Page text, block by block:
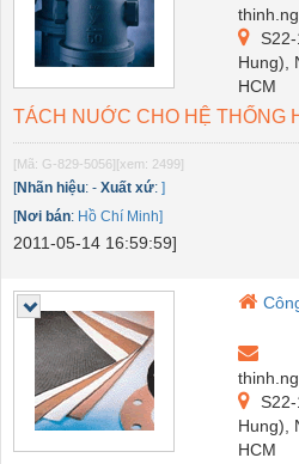
Hung),
HCM
TÁCH NUỚC CHO HỆ THỐNG
[Mã: G-829-5056][xem: 2499]
[Nhãn hiệu: - Xuất xứ: ]
[Nơi bán: Hồ Chí Minh]
2011-05-14 16:59:59]
Hung),
HCM